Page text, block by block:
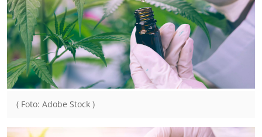
( Foto: Adobe Stock )